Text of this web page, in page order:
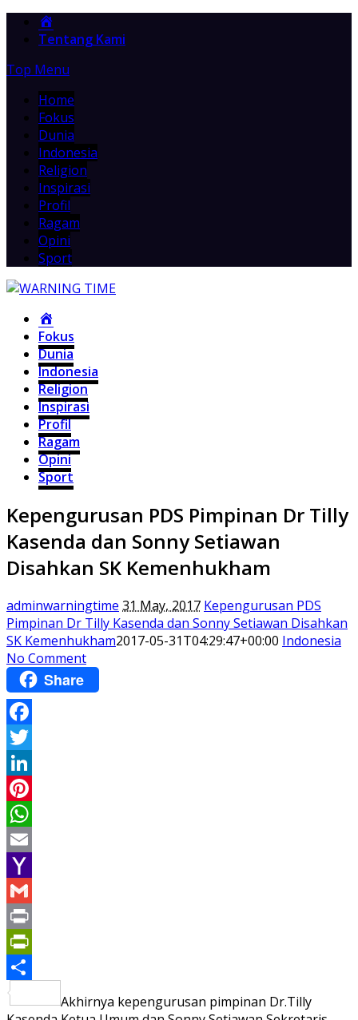
Tentang Kami
Top Menu
Home
Fokus
Dunia
Indonesia
Religion
Inspirasi
Profil
Ragam
Opini
Sport
Fokus
Dunia
Indonesia
Religion
Inspirasi
Profil
Ragam
Opini
Sport
Kepengurusan PDS Pimpinan Dr Tilly
Kasenda dan Sonny Setiawan
Disahkan SK Kemenhukham
adminwarningtime 31 May, 2017 Kepengurusan PDS
Pimpinan Dr Tilly Kasenda dan Sonny Setiawan Disahkan
SK Kemenhukham2017-05-31T04:29:47+00:00 Indonesia
No Comment
Share
Facebook
Twitter
LinkedIn
Pinterest
WhatsApp
Email
Yahoo
Mail
Gmail
Print
PrintFriendly
Share
Akhirnya kepengurusan pimpinan Dr.Tilly